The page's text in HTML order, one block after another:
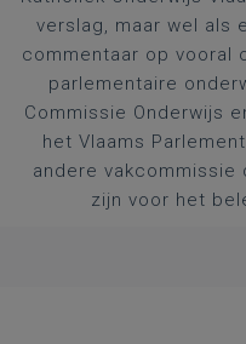
verslag, maar wel als
commentaar op vooral
parlementaire
Commissie Onderwijs
het Vlaams
andere vakcommissie
zijn voor het